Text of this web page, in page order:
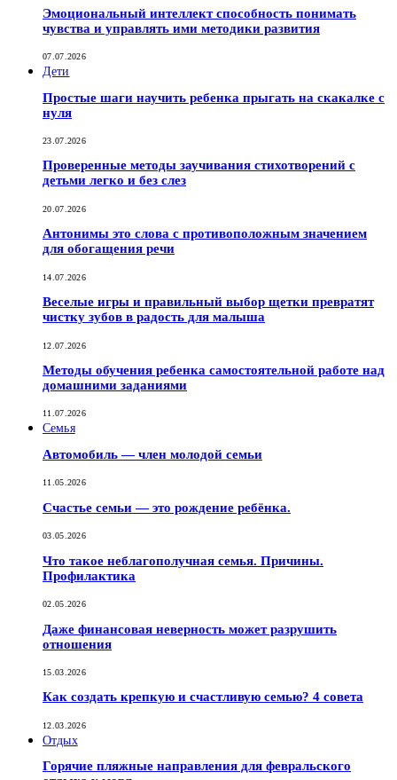
Эмоциональный интеллект способность понимать
чувства и управлять ими методики развития
07.07.2026
Дети
Простые шаги научить ребенка прыгать на скакалке с
нуля
23.07.2026
Проверенные методы заучивания стихотворений с
детьми легко и без слез
20.07.2026
Антонимы это слова с противоположным значением
для обогащения речи
14.07.2026
Веселые игры и правильный выбор щетки превратят
чистку зубов в радость для малыша
12.07.2026
Методы обучения ребенка самостоятельной работе над
домашними заданиями
11.07.2026
Семья
Автомобиль — член молодой семьи
11.05.2026
Счастье семьи — это рождение ребёнка.
03.05.2026
Что такое неблагополучная семья. Причины.
Профилактика
02.05.2026
Даже финансовая неверность может разрушить
отношения
15.03.2026
Как создать крепкую и счастливую семью? 4 совета
12.03.2026
Отдых
Горячие пляжные направления для февральского